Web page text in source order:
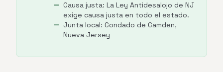
Causa justa: La Ley Antidesalojo de NJ
exige causa justa en todo el estado.
Junta local: Condado de Camden,
Nueva Jersey